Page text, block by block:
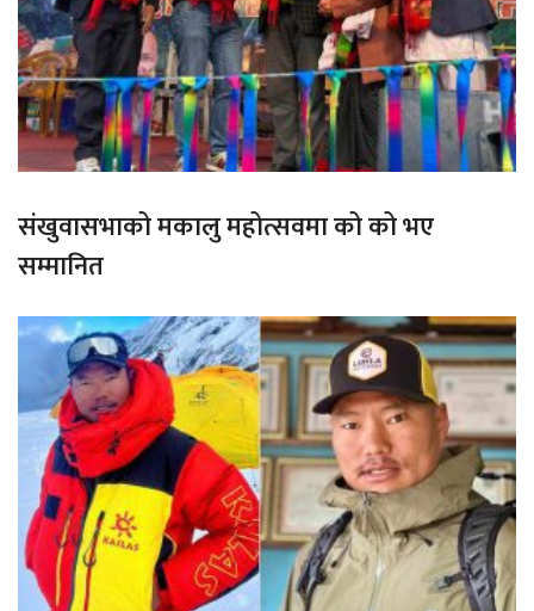
संखुवासभाको मकालु महोत्सवमा को को भए
सम्मानित